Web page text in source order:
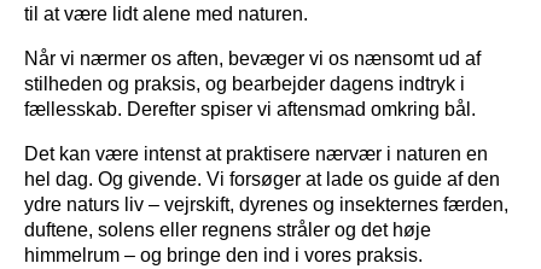
til at være lidt alene med naturen.
Når vi nærmer os aften, bevæger vi os nænsomt ud af
stilheden og praksis, og bearbejder dagens indtryk i
fællesskab. Derefter spiser vi aftensmad omkring bål.
Det kan være intenst at praktisere nærvær i naturen en
hel dag. Og givende. Vi forsøger at lade os guide af den
ydre naturs liv – vejrskift, dyrenes og insekternes færden,
duftene, solens eller regnens stråler og det høje
himmelrum – og bringe den ind i vores praksis.